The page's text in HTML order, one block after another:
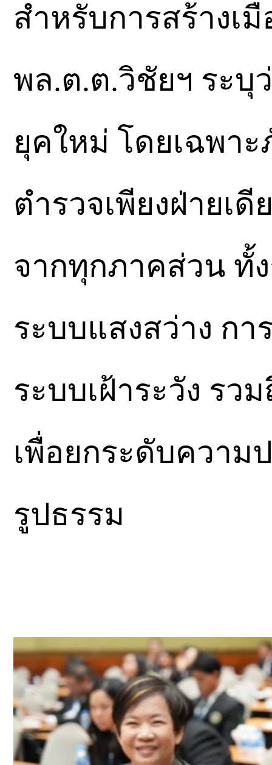
สำหรับการสร้างเ
พล.ต.ต.วิชัยฯ ระบุ
ยุคใหม่ โดยเฉพา
ตำรวจเพียงฝ่ายเ
จากทุกภาคส่วน ทั้ง
ระบบแสงสว่าง ก
ระบบเฝ้าระวัง รว
เพื่อยกระดับความ
รูปธรรม